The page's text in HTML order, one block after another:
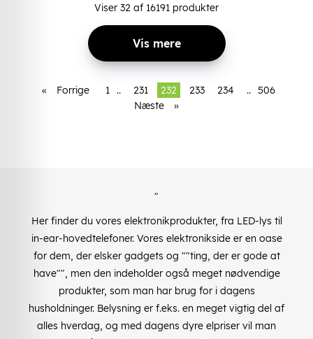
Viser 32 af 16191 produkter
Vis mere
« Forrige 1 .. 231 232 233 234 .. 506
Næste
»
"
Her finder du vores elektronikprodukter, fra LED-lys til
in-ear-hovedtelefoner. Vores elektronikside er en oase
for dem, der elsker gadgets og ""ting, der er gode at
have"", men den indeholder også meget nødvendige
produkter, som man har brug for i dagens
husholdninger. Belysning er f.eks. en meget vigtig del af
alles hverdag, og med dagens dyre elpriser vil man